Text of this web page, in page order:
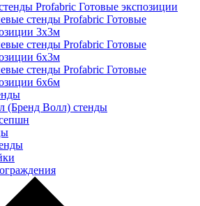
Profabric Готовые экспозиции
стенды Profabric Готовые
3х3м
стенды Profabric Готовые
6х3м
стенды Profabric Готовые
6х6м
(Бренд Волл) стенды